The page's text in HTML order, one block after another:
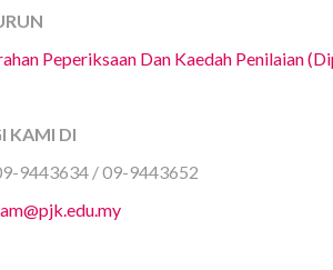
Peperiksaan Dan Kaedah Penilaian
KAMI DI
9443634 / 09-9443652